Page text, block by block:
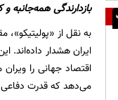
بازدارندگی همه‌جانبه و
به نقل از
ایران هشدار داده‌اند.
اقتصاد جهانی را
می‌دهد که قدرت دفاعی